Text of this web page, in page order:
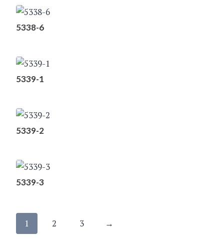
5338-6
5339-1
5339-2
5339-3
1 2 3 →